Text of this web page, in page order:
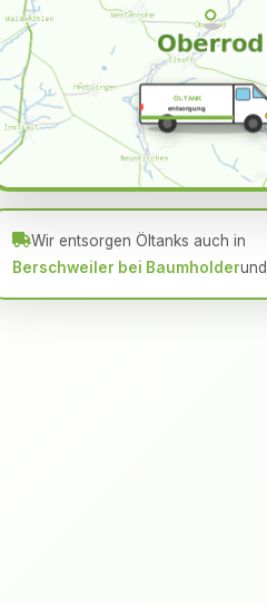
ÖLTANK
entsorgung
Wir entsorgen Öltanks auch in
Berschweiler bei Baumholderund